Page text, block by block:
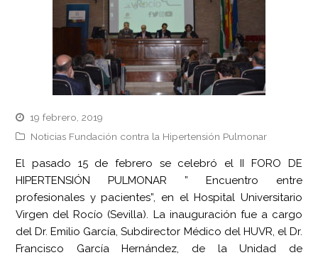
19 febrero, 2019
Noticias Fundación contra la Hipertensión Pulmonar
El pasado 15 de febrero se celebró el II FORO DE
HIPERTENSIÓN PULMONAR ” Encuentro entre
profesionales y pacientes”, en el Hospital Universitario
Virgen del Rocío (Sevilla). La inauguración fue a cargo
del Dr. Emilio García, Subdirector Médico del HUVR, el Dr.
Francisco García Hernández, de la Unidad de